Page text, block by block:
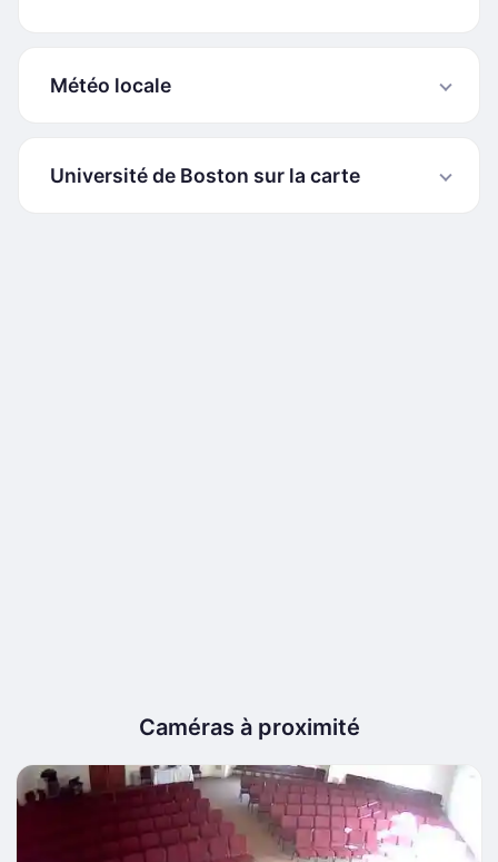
Météo locale
Université de Boston sur la carte
Caméras à proximité